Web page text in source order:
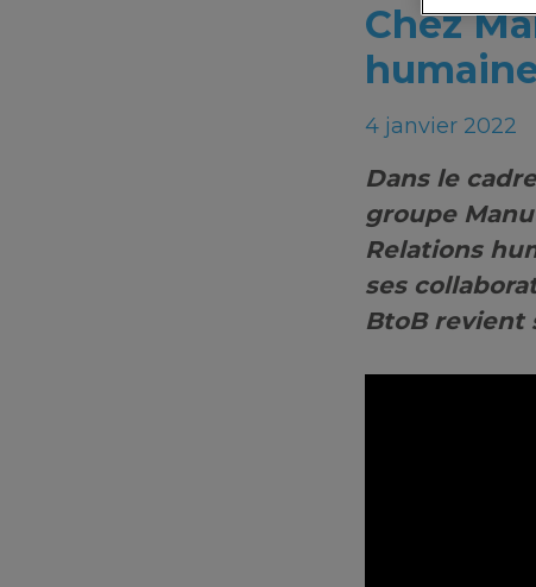
Chez
4 janvier 2022
Dans le
groupe
Relations
ses
BtoB revient